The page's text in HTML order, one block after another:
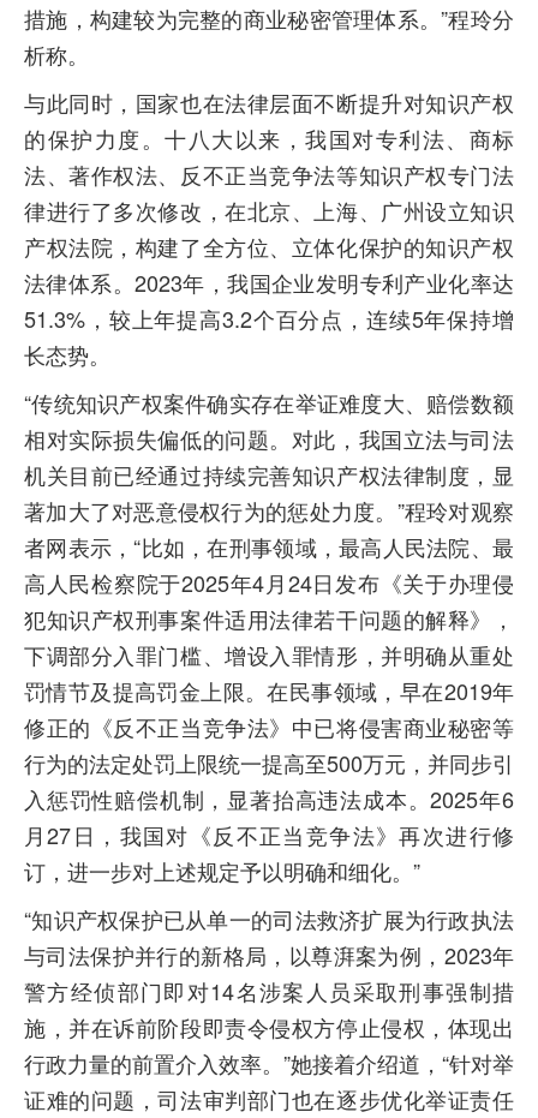
措施，构建较为完整的商业秘密管理体系。”程玲分
析称。
与此同时，国家也在法律层面不断提升对知识产权
的保护力度。十八大以来，我国对专利法、商标
法、著作权法、反不正当竞争法等知识产权专门法
律进行了多次修改，在北京、上海、广州设立知识
产权法院，构建了全方位、立体化保护的知识产权
法律体系。2023年，我国企业发明专利产业化率达
51.3%，较上年提高3.2个百分点，连续5年保持增
长态势。
“传统知识产权案件确实存在举证难度大、赔偿数额
相对实际损失偏低的问题。对此，我国立法与司法
机关目前已经通过持续完善知识产权法律制度，显
著加大了对恶意侵权行为的惩处力度。”程玲对观察
者网表示，“比如，在刑事领域，最高人民法院、最
高人民检察院于2025年4月24日发布《关于办理侵
犯知识产权刑事案件适用法律若干问题的解释》，
下调部分入罪门槛、增设入罪情形，并明确从重处
罚情节及提高罚金上限。在民事领域，早在2019年
修正的《反不正当竞争法》中已将侵害商业秘密等
行为的法定处罚上限统一提高至500万元，并同步引
入惩罚性赔偿机制，显著抬高违法成本。2025年6
月27日，我国对《反不正当竞争法》再次进行修
订，进一步对上述规定予以明确和细化。”
“知识产权保护已从单一的司法救济扩展为行政执法
与司法保护并行的新格局，以尊湃案为例，2023年
警方经侦部门即对14名涉案人员采取刑事强制措
施，并在诉前阶段即责令侵权方停止侵权，体现出
行政力量的前置介入效率。”她接着介绍道，“针对举
证难的问题，司法审判部门也在逐步优化举证责任